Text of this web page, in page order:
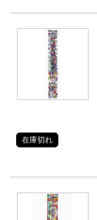
在庫切れ